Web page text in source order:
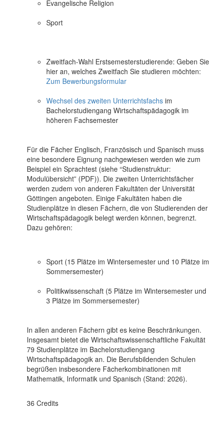
Evangelische Religion
Sport
Zweitfach-Wahl Erstsemesterstudierende: Geben Sie
hier an, welches Zweitfach Sie studieren möchten:
Zum Bewerbungsformular
Wechsel des zweiten Unterrichtsfachs im
Bachelorstudiengang Wirtschaftspädagogik im
höheren Fachsemester
Für die Fächer Englisch, Französisch und Spanisch muss
eine besondere Eignung nachgewiesen werden wie zum
Beispiel ein Sprachtest (siehe “Studienstruktur:
Modulübersicht” (PDF)). Die zweiten Unterrichtsfächer
werden zudem von anderen Fakultäten der Universität
Göttingen angeboten. Einige Fakultäten haben die
Studienplätze in diesen Fächern, die von Studierenden der
Wirtschaftspädagogik belegt werden können, begrenzt.
Dazu gehören:
Sport (15 Plätze im Wintersemester und 10 Plätze im
Sommersemester)
Politikwissenschaft (5 Plätze im Wintersemester und
3 Plätze im Sommersemester)
In allen anderen Fächern gibt es keine Beschränkungen.
Insgesamt bietet die Wirtschaftswissenschaftliche Fakultät
79 Studienplätze im Bachelorstudiengang
Wirtschaftspädagogik an. Die Berufsbildenden Schulen
begrüßen insbesondere Fächerkombinationen mit
Mathematik, Informatik und Spanisch (Stand: 2026).
36 Credits